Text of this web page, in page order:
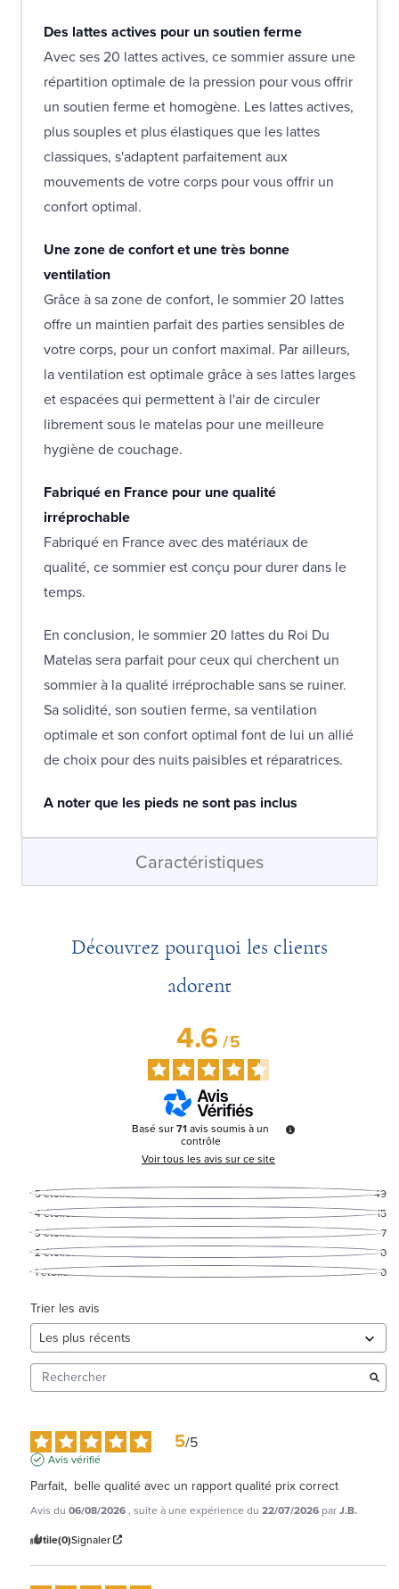
Des lattes actives pour un soutien ferme
Avec ses 20 lattes actives, ce sommier assure une
répartition optimale de la pression pour vous offrir
un soutien ferme et homogène. Les lattes actives,
plus souples et plus élastiques que les lattes
classiques, s'adaptent parfaitement aux
mouvements de votre corps pour vous offrir un
confort optimal.
Une zone de confort et une très bonne
ventilation
Grâce à sa zone de confort, le sommier 20 lattes
offre un maintien parfait des parties sensibles de
votre corps, pour un confort maximal. Par ailleurs,
la ventilation est optimale grâce à ses lattes larges
et espacées qui permettent à l'air de circuler
librement sous le matelas pour une meilleure
hygiène de couchage.
Fabriqué en France pour une qualité
irréprochable
Fabriqué en France avec des matériaux de
qualité, ce sommier est conçu pour durer dans le
temps.
En conclusion, le sommier 20 lattes du Roi Du
Matelas sera parfait pour ceux qui cherchent un
sommier à la qualité irréprochable sans se ruiner.
Sa solidité, son soutien ferme, sa ventilation
optimale et son confort optimal font de lui un allié
de choix pour des nuits paisibles et réparatrices.
A noter que les pieds ne sont pas inclus
Caractéristiques
Découvrez pourquoi les clients
adorent
4.6/5
Basé sur71avis soumis à un
contrôle
Voir tous les avis sur ce site
5étoiles
49
4étoiles
15
3étoiles
7
2étoiles
0
1étoile 0
Trier les avis
5/5
Avis vérifié
Parfait,  belle qualité avec un rapport qualité prix correct
Avis du 06/08/2026, suite à une expérience du 22/07/2026 parJ.B.
Utile(0)Signaler